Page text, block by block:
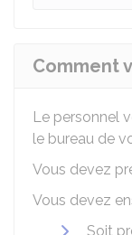
Comment
Le personnel
le bureau de
Vous devez
Vous devez
Soit